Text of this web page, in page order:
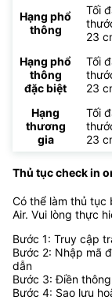
Hạng phổ
thông
Tối
23
Hạng phổ
thông
đặc biệt
Tối
23
Hạng
thương
gia
Tối
23
Thủ tục check in
Có thể làm thủ tục
Air. Vui lòng thực
Bước 1: Truy cập
Bước 2: Nhập mã
dẫn
Bước 3: Điền
Bước 4: Sao lưu